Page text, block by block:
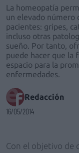
La homeopatía
un elevado número
pacientes: gripes,
incluso otras
sueño. Por tanto,
puede hacer que la
espacio para la
enfermedades.
Redacción
16/05/2014
Con el objetivo de